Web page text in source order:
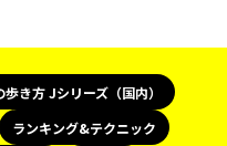
歩き方 Jシリーズ（国内）
ランキング&テクニック